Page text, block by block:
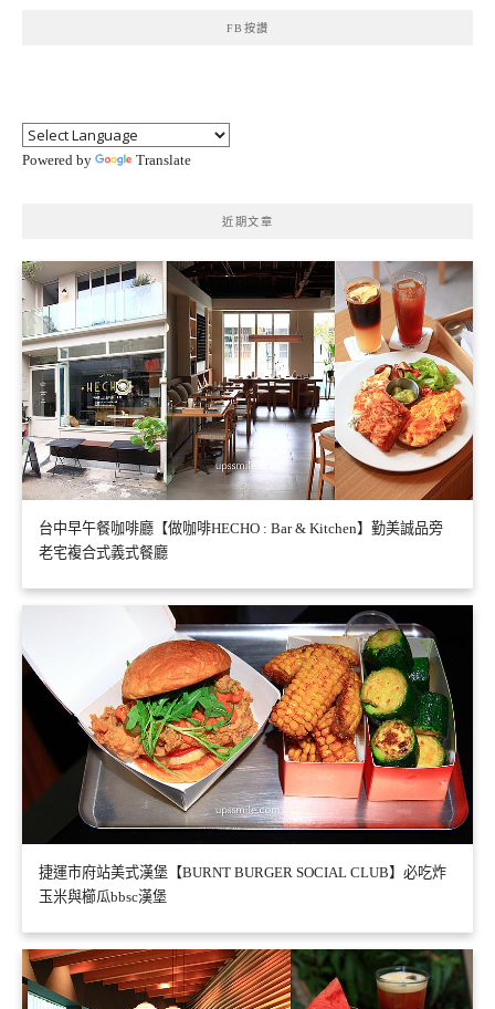
FB按讚
Powered by Translate
近期文章
台中早午餐咖啡廳【做咖啡HECHO : Bar & Kitchen】勤美誠品旁
老宅複合式義式餐廳
捷運市府站美式漢堡【BURNT BURGER SOCIAL CLUB】必吃炸
玉米與櫛瓜bbsc漢堡